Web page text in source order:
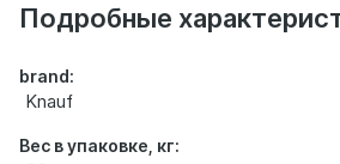
товаре
Подробные
brand:
Knauf
Вес в упаковке, кг: